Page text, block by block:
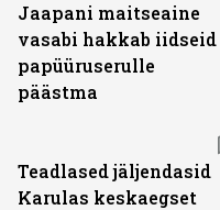
Jaapani maitseaine
vasabi hakkab iidseid
papüüruserulle
päästma
Teadlased jäljendasid
Karulas keskaegset